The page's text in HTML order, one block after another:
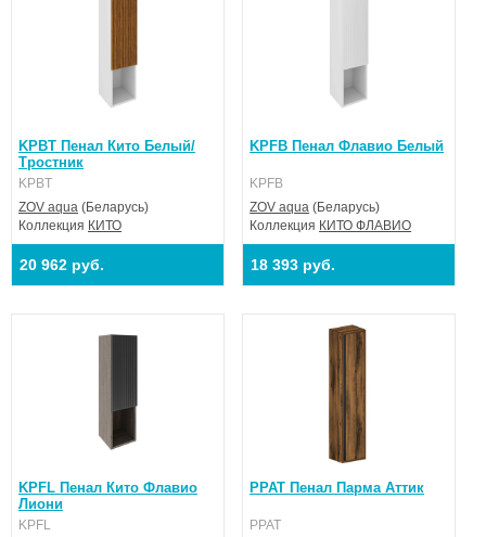
KPBT Пенал Кито Белый/
Тростник
KPBT
ZOV aqua (Беларусь)
Коллекция КИТО
20 962 руб.
KPFB Пенал Флавио Белый
KPFB
ZOV aqua (Беларусь)
Коллекция КИТО ФЛАВИО
18 393 руб.
KPFL Пенал Кито Флавио
Лиони
KPFL
PPAT Пенал Парма Аттик
PPAT